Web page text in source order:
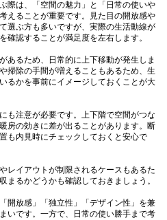
際は、「空間の魅力」と「日常の使いや
えることが重要です。見た目の開放感や
選ぶ方も多いですが、実際の生活動線が
確認することが満足度を左右します。
あるため、日常的に上下移動が発生しま
掃除の手間が増えることもあるため、生
るかを事前にイメージしておくことが大
も注意が必要です。上下階で空間がつな
房の効きに差が出ることがあります。断
も内見時にチェックしておくと安心で
レイアウトが制限されるケースもあるた
まるかどうかも確認しておきましょう。
開放感」「独立性」「デザイン性」を兼
いです。一方で、日常の使い勝手まで考